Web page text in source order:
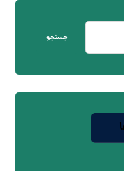
جستجو